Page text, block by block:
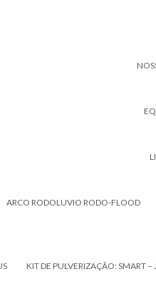
ARCO RODOLUVIO RODO-FLOOD
KIT DE PULVERIZAÇÃO: SMART –